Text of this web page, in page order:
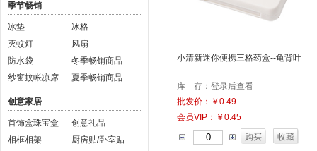
季节畅销
冰垫
冰格
灭蚊灯
风扇
防水袋
冬季畅销商品
纱窗蚊帐凉席
夏季畅销商品
创意家居
首饰盒珠宝盒
创意礼品
相框相架
厨房贴/卧室贴
小清新迷你便携三格药盒--龟背叶
库 存：登录后查看
批发价：￥0.49
会员VIP：￥0.45
购买
收藏